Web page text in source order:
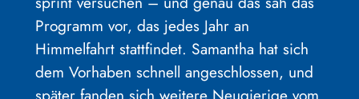
Programm vor, das jedes Jahr an
Himmelfahrt stattfindet. Samantha hat sich
dem Vorhaben schnell angeschlossen, und